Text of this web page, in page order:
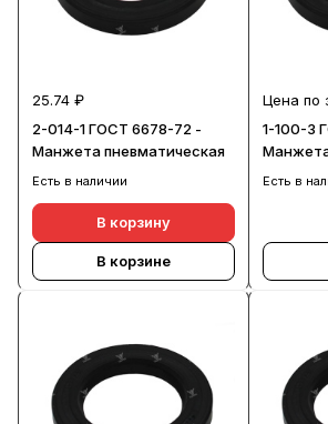
25.74 ₽
2-014-1 ГОСТ 6678-72 -
Манжета пневматическая
Есть в наличии
В корзину
В корзине
Цена по
1-100-3
Есть в